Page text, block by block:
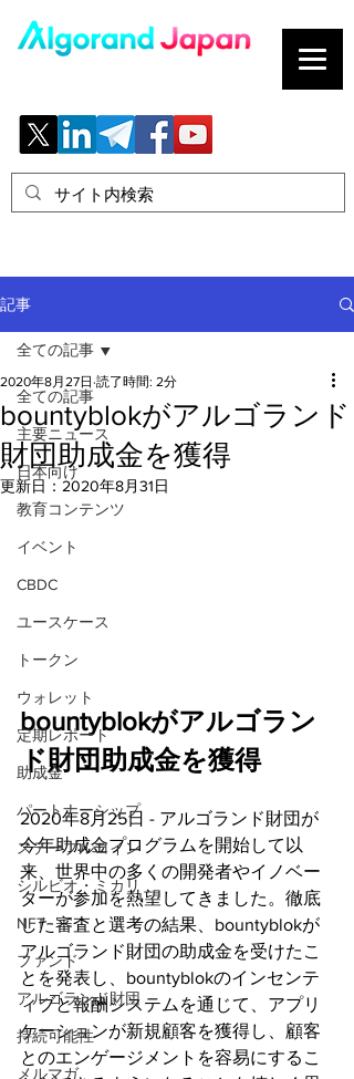
記事
全ての記事
主要ニュース
日本向け
教育コンテンツ
イベント
CBDC
ユースケース
トークン
ウォレット
定期レポート
助成金
パートナーシップ
ステーブルコイン
シルビオ・ミカリ
NFT
ファンド
アルゴランド財団
持続可能性
メルマガ
全ての記事
bountyblokがアルゴランド
財団助成金を獲得
2020年8月27日 読了時間: 2分
更新日： 2020年8月31日
bountyblokがアルゴラン
ド財団助成金を獲得
2020年8月25日 - アルゴランド財団が
今年助成金プログラムを開始して以
来、世界中の多くの開発者やイノベー
ターが参加を熱望してきました。徹底
した審査と選考の結果、bountyblokが
アルゴランド財団の助成金を受けたこ
とを発表し、bountyblokのインセンテ
ィブと報酬システムを通じて、アプリ
ケーションが新規顧客を獲得し、顧客
とのエンゲージメントを容易にするこ